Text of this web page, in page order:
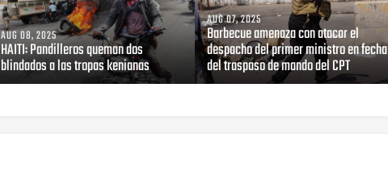
AUG 08, 2025
HAITI: Pandilleros queman dos
blindados a las tropas kenianas
AUG 07, 2025
Barbecue amenaza con atacar el
despacho del primer ministro en fecha
del traspaso de mando del CPT